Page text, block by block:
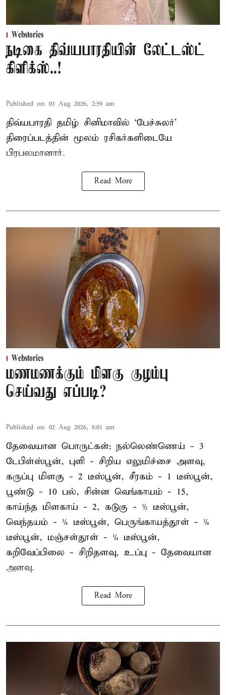
Webstories
நடிகை திவ்யபாரதியின் லேட்டஸ்ட்
கிளிக்ஸ்..!
Published on: 03 Aug 2026, 2:59 am
திவ்யபாரதி தமிழ் சினிமாவில் ‘பேச்சுலர்’
திரைப்படத்தின் மூலம் ரசிகர்களிடையே
பிரபலமானார்.
Read More
Webstories
மணமணக்கும் மிளகு குழம்பு
செய்வது எப்படி?
Published on: 02 Aug 2026, 8:01 am
தேவையான பொருட்கள்: நல்லெண்ணெய் - 3
டேபிள்ஸ்பூன், புளி - சிறிய எலுமிச்சை அளவு,
கருப்பு மிளகு - 2 டீஸ்பூன், சீரகம் - 1 டீஸ்பூன்,
பூண்டு - 10 பல், சின்ன வெங்காயம் - 15,
காய்ந்த மிளகாய் - 2, கடுகு - ½ டீஸ்பூன்,
வெந்தயம் - ¼ டீஸ்பூன், பெருங்காயத்தூள் - ¼
டீஸ்பூன், மஞ்சள்தூள் - ¼ டீஸ்பூன்,
கறிவேப்பிலை - சிறிதளவு, உப்பு - தேவையான
அளவு.
Read More